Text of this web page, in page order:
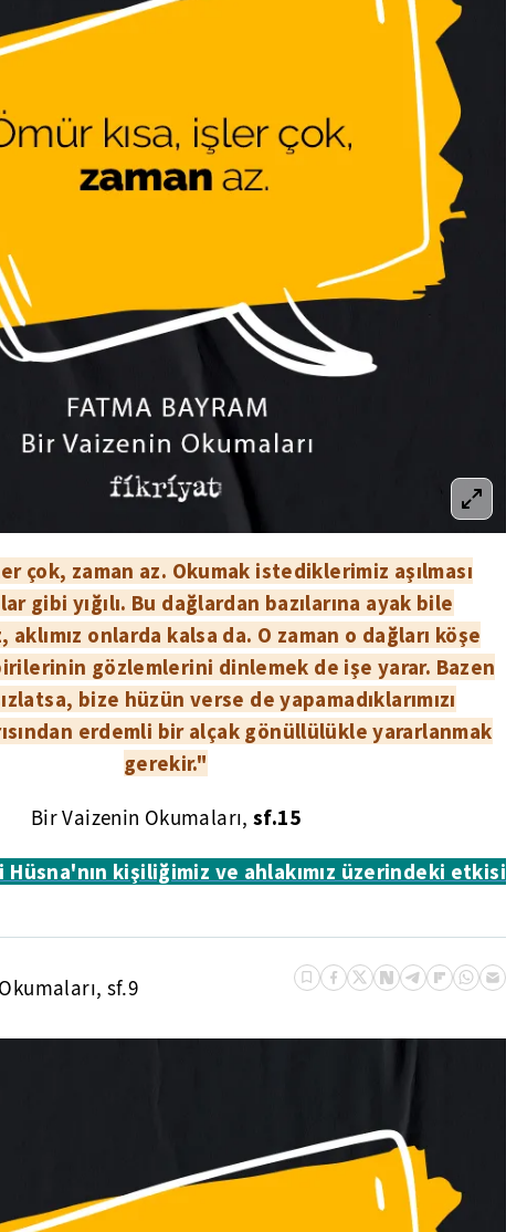
çok, zaman az. Okumak istediklerimiz aşılması
gibi yığılı. Bu dağlardan bazılarına ayak bile
onlarda kalsa da. O zaman o dağları köşe
gözlemlerini dinlemek de işe yarar. Bazen
bize hüzün verse de yapamadıklarımızı
erdemli bir alçak gönüllülükle yararlanmak
gerekir."
Bir Vaizenin Okumaları,sf.15
Hüsna'nın kişiliğimiz ve ahlakımız üzerindeki etkisi
sf.9